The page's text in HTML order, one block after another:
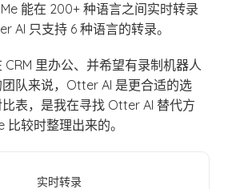
能在 200+ 种语言之间实时转录
AI 只支持 6 种语言的转录。
里办公、并希望有录制机器人
队来说，Otter AI 是更合适的选
表，是我在寻找 Otter AI 替代方
较时整理出来的。
实时转录